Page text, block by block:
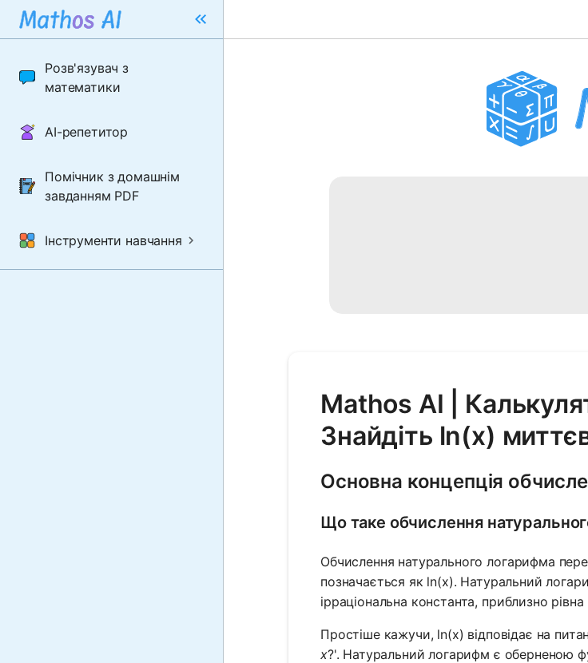
Розв'язувач з
математики
AI-репетитор
Помічник з домашнім
завданням PDF
Інструменти навчання
Mathos AI |
Знайдіть ln(x)
Основна концепція
Що таке обчислення
Обчислення натурального логарифма
позначається як ln(x). Натуральний
ірраціональна константа, приблизно
Простіше кажучи, ln(x) відповідає на
x?'. Натуральний логарифм є оберненою